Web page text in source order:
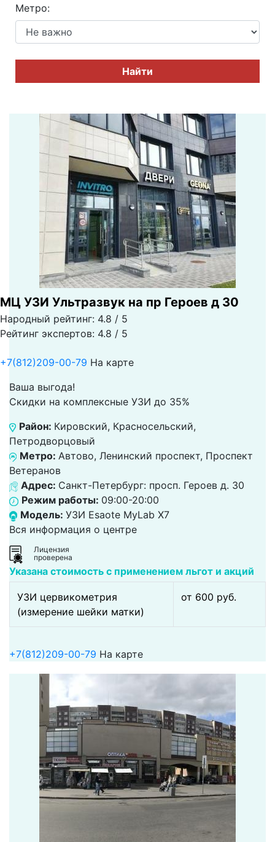
Метро:
Найти
МЦ УЗИ Ультразвук на пр Героев д 30
Народный рейтинг: 4.8 / 5
Рейтинг экспертов: 4.8 / 5
+7(812)209-00-79 На карте
Ваша выгода!
Скидки на комплексные УЗИ до 35%
Район: Кировский, Красносельский,
Петродворцовый
Метро: Автово, Ленинский проспект, Проспект
Ветеранов
Адрес: Санкт-Петербург: просп. Героев д. 30
Режим работы: 09:00-20:00
Модель: УЗИ Esaote MyLab X7
Вся информация о центре
Лицензия
проверена
Указана стоимость с применением льгот и акций
УЗИ цервикометрия
(измерение шейки матки)
от 600 pуб.
+7(812)209-00-79 На карте